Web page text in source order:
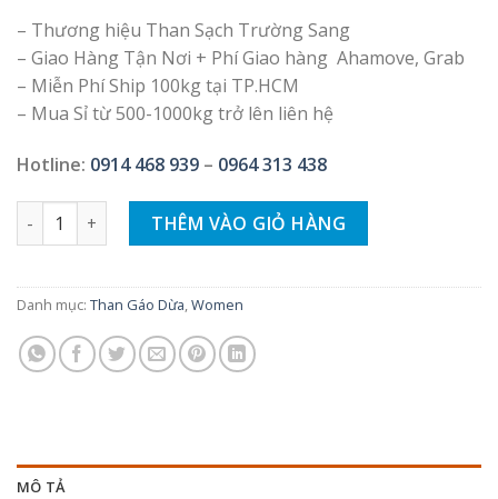
– Thương hiệu Than Sạch Trường Sang
– Giao Hàng Tận Nơi + Phí Giao hàng Ahamove, Grab
– Miễn Phí Ship 100kg tại TP.HCM
– Mua Sỉ từ 500-1000kg trở lên liên hệ
Hotline: 0914 468 939 – 0964 313 438
Than Gáo Dừa Lọc Nước – Than Sạch Trường Sang số lượng
THÊM VÀO GIỎ HÀNG
Danh mục: Than Gáo Dừa,Women
MÔ TẢ